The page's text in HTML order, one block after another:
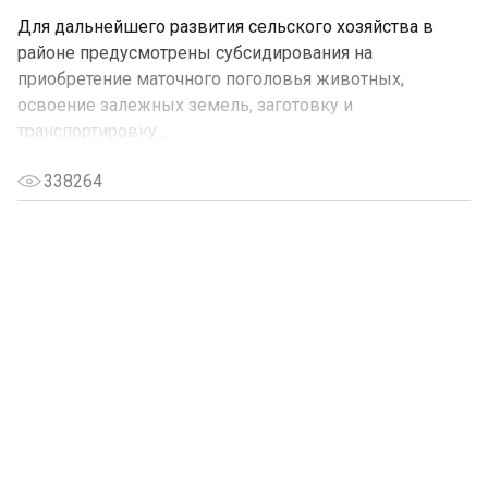
Для дальнейшего развития сельского хозяйства в
районе предусмотрены субсидирования на
приобретение маточного поголовья животных,
освоение залежных земель, заготовку и
транспортировку...
338264